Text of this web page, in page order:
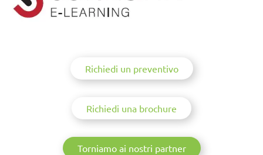
Richiedi un preventivo
Richiedi una brochure
Torniamo ai nostri partner